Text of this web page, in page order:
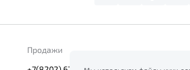
Продажи